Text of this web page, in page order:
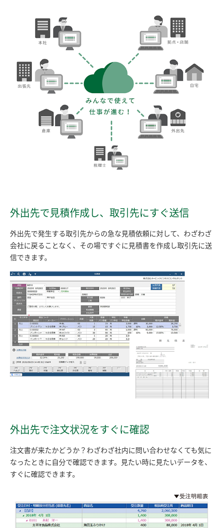
外出先で見積作成し、取引先にすぐ送信
外出先で発生する取引先からの急な見積依頼に対して、わざわざ
会社に戻ることなく、その場ですぐに見積書を作成し取引先に送
信できます。
外出先で注文状況をすぐに確認
注文書が来たかどうか？わざわざ社内に問い合わせなくても気に
なったときに自分で確認できます。見たい時に見たいデータを、
すぐに確認できます。